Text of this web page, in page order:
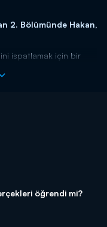
2. Bölümünde Hakan,
ispatlamak için bir
bittiğini sert bir dille
Kanal D'de!
öğrendi mi?